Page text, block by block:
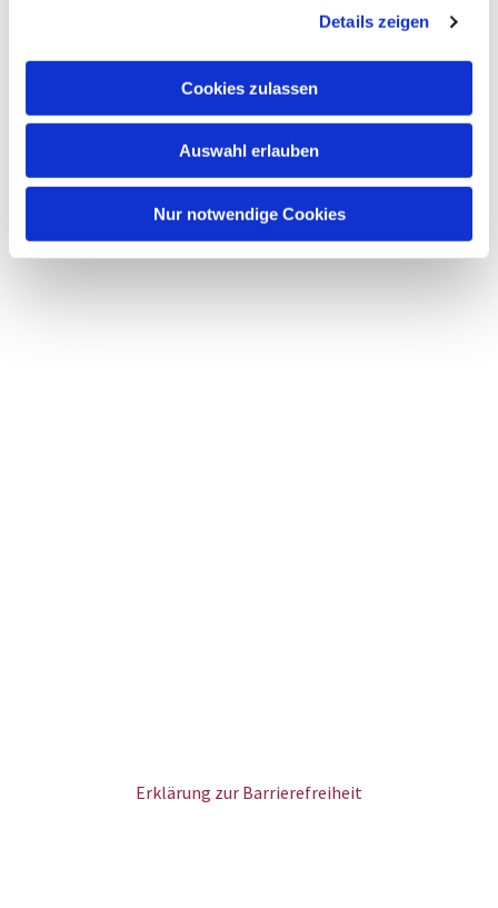
Details zeigen
Cookies zulassen
Auswahl erlauben
Nur notwendige Cookies
interessieren
Erklärung zur Barrierefreiheit